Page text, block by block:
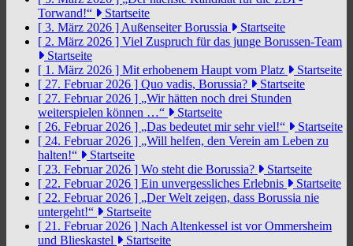
Torwand!“
Startseite
[ 3. März 2026 ] Außenseiter Borussia
Startseite
[ 2. März 2026 ] Viel Zuspruch für das junge Borussen-Team
Startseite
[ 1. März 2026 ] Mit erhobenem Haupt vom Platz
Startseite
[ 27. Februar 2026 ] Quo vadis, Borussia?
Startseite
[ 27. Februar 2026 ] „Wir hätten noch drei Stunden
weiterspielen können …“
Startseite
[ 26. Februar 2026 ] „Das bedeutet mir sehr viel!“
Startseite
[ 24. Februar 2026 ] „Will helfen, den Verein am Leben zu
halten!“
Startseite
[ 23. Februar 2026 ] Wo steht die Borussia?
Startseite
[ 22. Februar 2026 ] Ein unvergessliches Erlebnis
Startseite
[ 22. Februar 2026 ] „Der Welt zeigen, dass Borussia nie
untergeht!“
Startseite
[ 21. Februar 2026 ] Nach Altenkessel ist vor Ommersheim
und Blieskastel
Startseite